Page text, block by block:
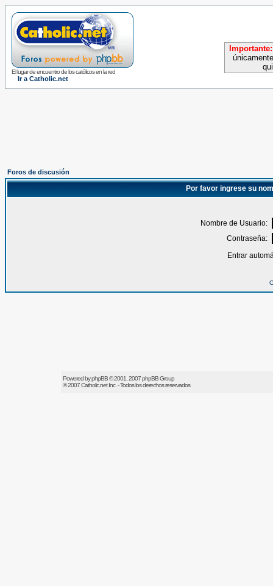
El lugar de encuentro de los católicos en la red
Ir a Catholic.net
Importante:
Foros de discusión
Por favor ingrese su
Nombre de Usuario:
Contraseña:
Entrar
Powered byphpBB© 2001, 2007 phpBB Group
© 2007Catholic.netInc. - Todos los derechos reservados